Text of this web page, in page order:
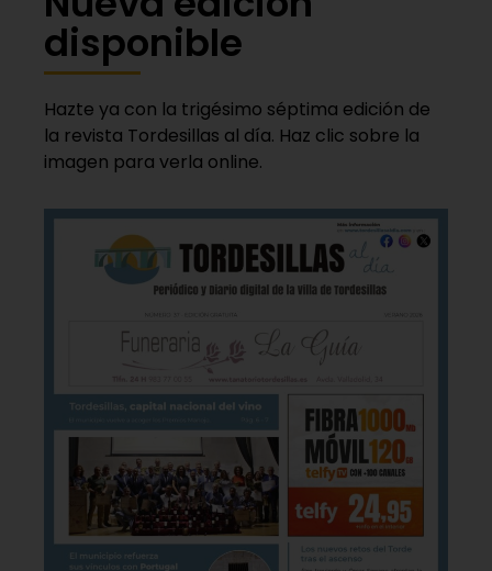
disponible
Hazte ya con la trigésimo séptima edición de
la revista Tordesillas al día. Haz clic sobre la
imagen para verla online.